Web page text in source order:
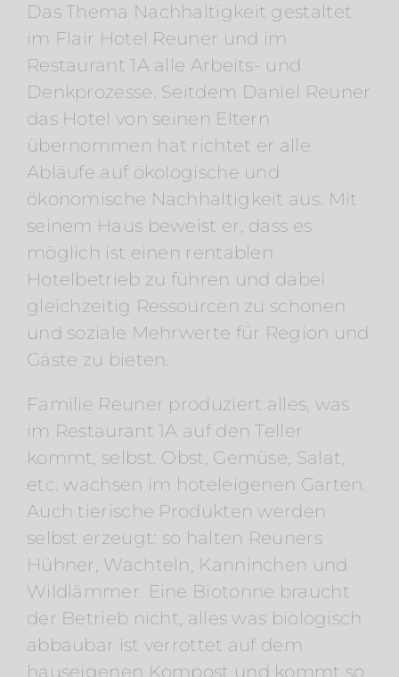
Das Thema Nachhaltigkeit gestaltet
im Flair Hotel Reuner und im
Restaurant 1A alle Arbeits- und
Denkprozesse. Seitdem Daniel Reuner
das Hotel von seinen Eltern
übernommen hat richtet er alle
Abläufe auf ökologische und
ökonomische Nachhaltigkeit aus. Mit
seinem Haus beweist er, dass es
möglich ist einen rentablen
Hotelbetrieb zu führen und dabei
gleichzeitig Ressourcen zu schonen
und soziale Mehrwerte für Region und
Gäste zu bieten.
Familie Reuner produziert alles, was
im Restaurant 1A auf den Teller
kommt, selbst. Obst, Gemüse, Salat,
etc. wachsen im hoteleigenen Garten.
Auch tierische Produkten werden
selbst erzeugt: so halten Reuners
Hühner, Wachteln, Kanninchen und
Wildlämmer. Eine Biotonne braucht
der Betrieb nicht, alles was biologisch
abbaubar ist verrottet auf dem
hauseigenen Kompost und kommt so